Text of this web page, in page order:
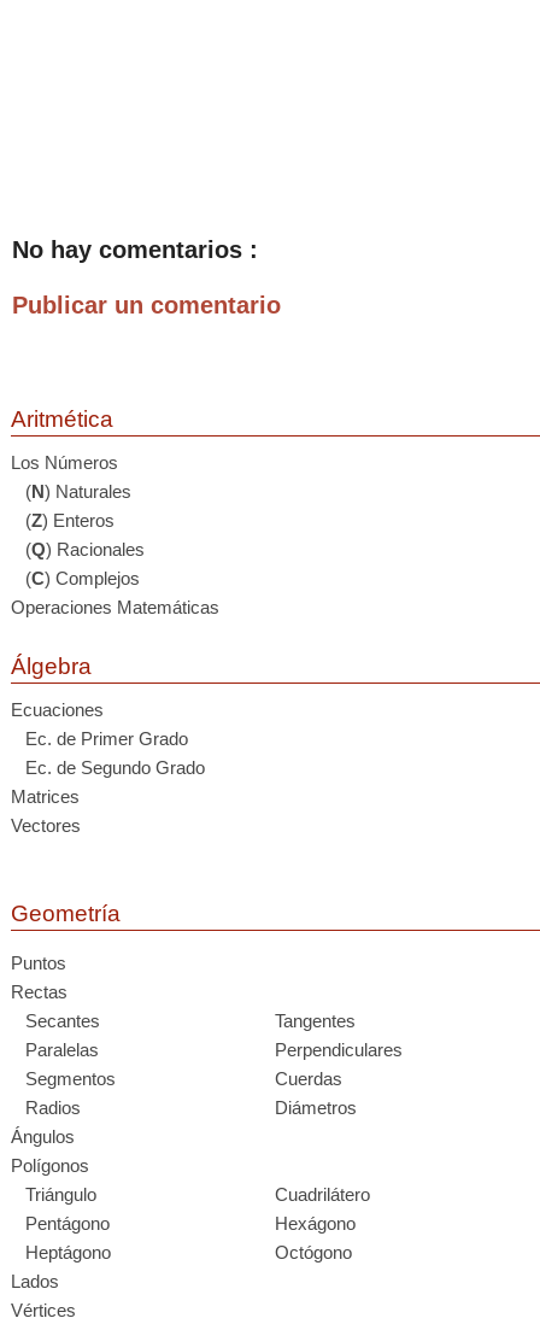
No hay comentarios :
Publicar un comentario
Aritmética
Los Números
(N) Naturales
(Z) Enteros
(Q) Racionales
(C) Complejos
Operaciones Matemáticas
Álgebra
Ecuaciones
Ec. de Primer Grado
Ec. de Segundo Grado
Matrices
Vectores
Geometría
Puntos
Rectas
Secantes
Tangentes
Paralelas
Perpendiculares
Segmentos
Cuerdas
Radios
Diámetros
Ángulos
Polígonos
Triángulo
Cuadrilátero
Pentágono
Hexágono
Heptágono
Octógono
Lados
Vértices